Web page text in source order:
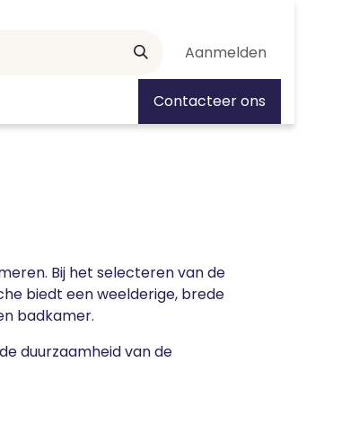
Aanmelden
Contacteer ons
Bij het selecteren van de
biedt een weelderige, brede
badkamer.
duurzaamheid van de